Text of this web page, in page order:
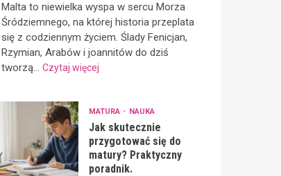
Malta to niewielka wyspa w sercu Morza
Śródziemnego, na której historia przeplata
się z codziennym życiem. Ślady Fenicjan,
Rzymian, Arabów i joannitów do dziś
tworzą... Czytaj więcej
MATURA NAUKA
Jak skutecznie
przygotować się do
matury? Praktyczny
poradnik.